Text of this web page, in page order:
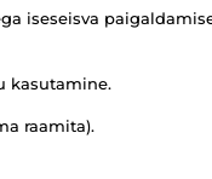
iseseisva
kasutamine.
raamita).